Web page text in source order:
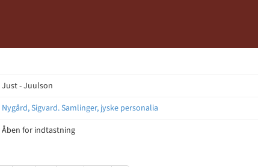
Just - Juulson
Nygård, Sigvard. Samlinger, jyske personalia
Åben for indtastning